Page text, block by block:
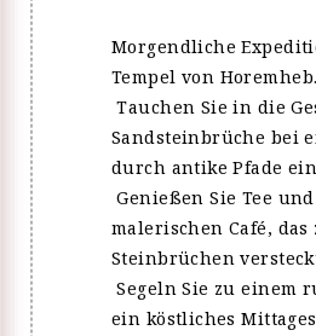
Morgendliche
Tempel von Horemheb.
Tauchen Sie in die
Sandsteinbrüche bei
durch antike Pfade
Genießen Sie Tee
malerischen Café,
Steinbrüchen
Segeln Sie zu einem
ein köstliches